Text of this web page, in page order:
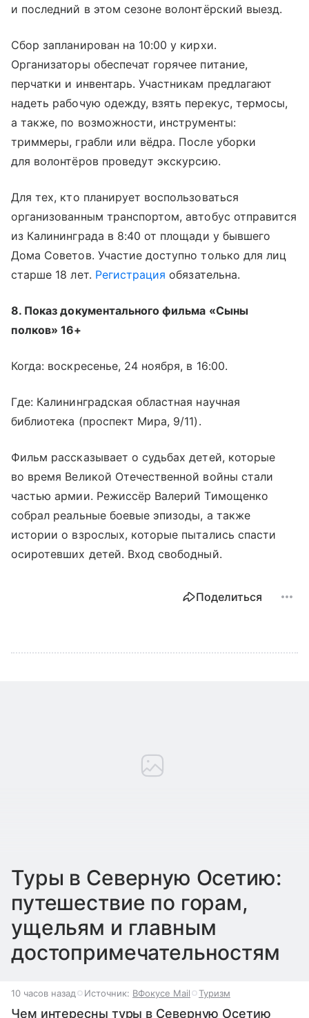
и последний в этом сезоне волонтёрский выезд.
Сбор запланирован на 10:00 у кирхи.
Организаторы обеспечат горячее питание,
перчатки и инвентарь. Участникам предлагают
надеть рабочую одежду, взять перекус, термосы,
а также, по возможности, инструменты:
триммеры, грабли или вёдра. После уборки
для волонтёров проведут экскурсию.
Для тех, кто планирует воспользоваться
организованным транспортом, автобус отправится
из Калининграда в 8:40 от площади у бывшего
Дома Советов. Участие доступно только для лиц
старше 18 лет. Регистрацияобязательна.
8. Показ документального фильма «Сыны
полков» 16+
Когда: воскресенье, 24 ноября, в 16:00.
Где: Калининградская областная научная
библиотека (проспект Мира, 9/11).
Фильм рассказывает о судьбах детей, которые
во время Великой Отечественной войны стали
частью армии. Режиссёр Валерий Тимощенко
собрал реальные боевые эпизоды, а также
истории о взрослых, которые пытались спасти
осиротевших детей. Вход свободный.
Поделиться
Туры в Северную Осетию:
путешествие по горам,
ущельям и главным
достопримечательностям
10 часов назад Источник: ВФокусе Mail Туризм
Чем интересны туры в Северную Осетию